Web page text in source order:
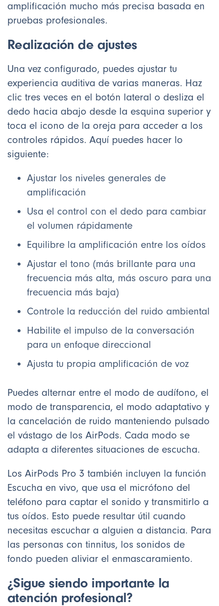
amplificación mucho más precisa basada en
pruebas profesionales.
Realización de ajustes
Una vez configurado, puedes ajustar tu
experiencia auditiva de varias maneras. Haz
clic tres veces en el botón lateral o desliza el
dedo hacia abajo desde la esquina superior y
toca el icono de la oreja para acceder a los
controles rápidos. Aquí puedes hacer lo
siguiente:
Ajustar los niveles generales de
amplificación
Usa el control con el dedo para cambiar
el volumen rápidamente
Equilibre la amplificación entre los oídos
Ajustar el tono (más brillante para una
frecuencia más alta, más oscuro para una
frecuencia más baja)
Controle la reducción del ruido ambiental
Habilite el impulso de la conversación
para un enfoque direccional
Ajusta tu propia amplificación de voz
Puedes alternar entre el modo de audífono, el
modo de transparencia, el modo adaptativo y
la cancelación de ruido manteniendo pulsado
el vástago de los AirPods. Cada modo se
adapta a diferentes situaciones de escucha.
Los AirPods Pro 3 también incluyen la función
Escucha en vivo, que usa el micrófono del
teléfono para captar el sonido y transmitirlo a
tus oídos. Esto puede resultar útil cuando
necesitas escuchar a alguien a distancia. Para
las personas con tinnitus, los sonidos de
fondo pueden aliviar el enmascaramiento.
¿Sigue siendo importante la
atención profesional?